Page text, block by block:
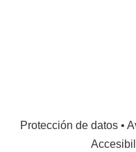
Protección de datos•